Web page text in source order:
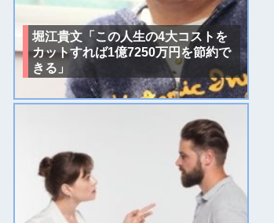
堀江貴文「この人生の4大コストを
カットすれば1億7250万円を節約で
きる」